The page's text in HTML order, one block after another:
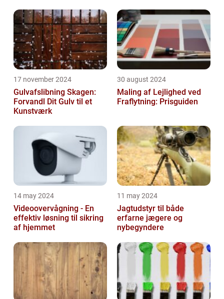
17 november 2024
Gulvafslibning Skagen:
Forvandl Dit Gulv til et
Kunstværk
30 august 2024
Maling af Lejlighed ved
Fraflytning: Prisguiden
14 may 2024
Videoovervågning - En
effektiv løsning til sikring
af hjemmet
11 may 2024
Jagtudstyr til både
erfarne jægere og
nybegyndere